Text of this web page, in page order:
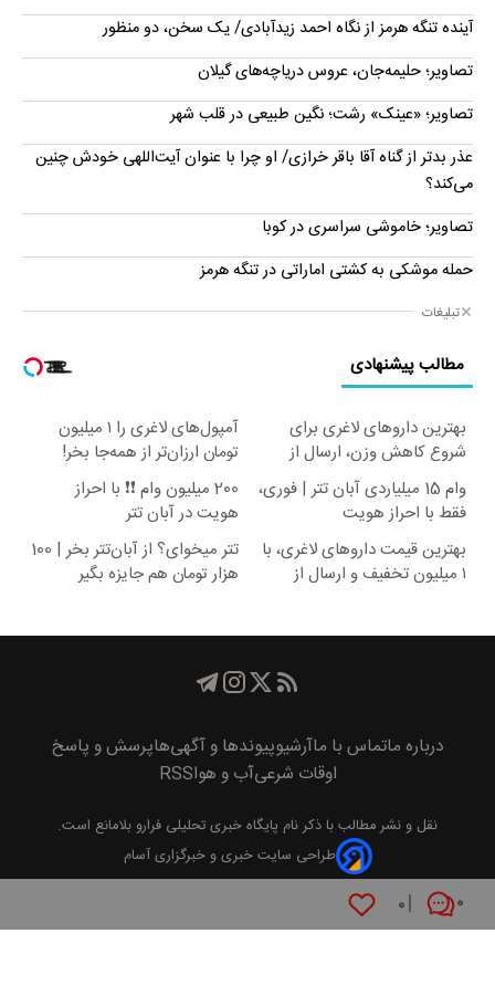
۰ ۰
آینده تنگه هرمز از نگاه احمد زیدآبادی/ یک سخن، دو منظور
تصاویر؛ حلیمه‌جان، عروس دریاچه‌های گیلان
تصاویر؛ «عینک» رشت؛ نگین طبیعی در قلب شهر
عذر بدتر از گناه آقا باقر خرازی/ او چرا با عنوان آیت‌اللهی خودش چنین
می‌کند؟
تصاویر؛ خاموشی سراسری در کوبا
حمله موشکی به کشتی اماراتی در تنگه هرمز
تبلیغات
مطالب پیشنهادی
بهترین داروهای لاغری برای
شروع کاهش وزن، ارسال از
داروخانه های نزدیکت!
آمپول‌های لاغری را ۱ میلیون
تومان ارزان‌تر از همه‌جا بخر!
وام 15 میلیاردی آبان تتر | فوری،
فقط با احراز هویت
200 میلیون وام ❗❗ با احراز
هویت در آبان تتر
بهترین قیمت داروهای لاغری، با
۱ میلیون تخفیف و ارسال از
تتر میخوای؟ از آبان‌تتر بخر | 100
هزار تومان هم جایزه بگیر
درباره ماتماس با ماآرشیوپیوند‌ها و آگهی‌هاپرسش و پاسخ
اوقات شرعیآب و هواRSS
نقل و نشر مطالب با ذکر نام پايگاه خبری تحليلی فرارو بلامانع است.
طراحی سایت خبری و خبرگزاری آسام